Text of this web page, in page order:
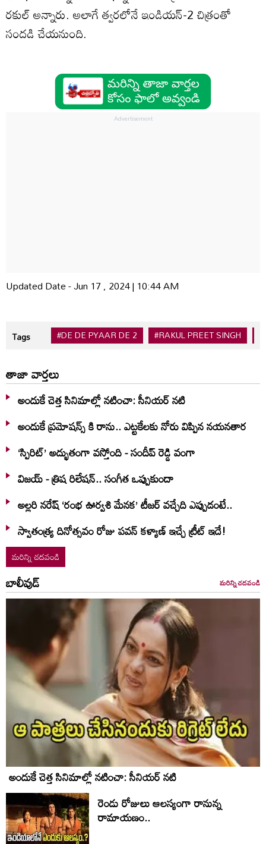
రకుల్‌ అన్నారు. అలాగే త్వరలోనే ఇండియన్-2 చిత్రంతో
సందడి చేయనుంది.
Updated Date - Jun 17 , 2024 | 10:44 AM
Tags #DE DE PYAAR DE 2 #RAKUL PREET SINGH
తాజా వార్తలు
అందుకే చెత్త సినిమాల్లో నటించా: సీనియర్ నటి
అందుకే ప్రమోషన్స్ కి రాను.. ఎట్టకేలకు నోరు విప్పిన నయనతార
‘స్పిరిట్’ అద్భుతంగా వస్తోంది - సందీప్ రెడ్డి వంగా
విజయ్ - త్రిష రిలేషన్.. సంగీత ఒప్పుకుందా
అల్లరి నరేష్ ‘రంభ ఊర్వశి మేనక’ టీజర్ వచ్చేది ఎప్పుడంటే..
స్వాతంత్య్ర దినోత్సవం రోజు పవన్ కళ్యాణ్ ఇచ్చే ట్రీట్ ఇదే!
మరిన్ని చదవండి
బాలీవుడ్ మరిన్ని చదవండి
అందుకే చెత్త సినిమాల్లో నటించా: సీనియర్ నటి
రెండు రోజులు ఆలస్యంగా రానున్న
రామాయణం..